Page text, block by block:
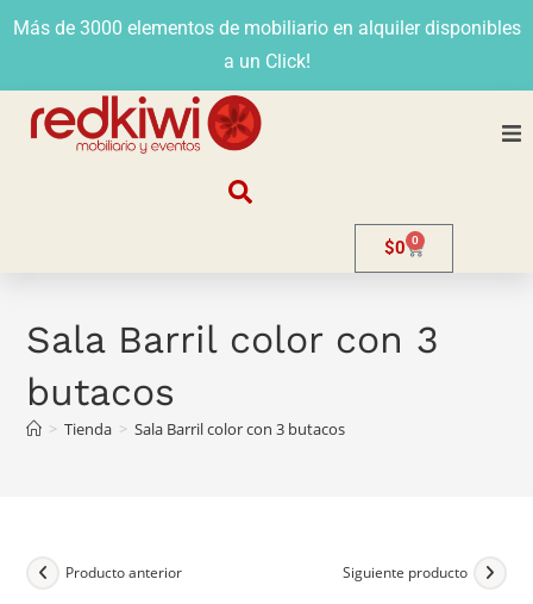
Más de 3000 elementos de mobiliario en alquiler disponibles
a un Click!
$0 0
Sala Barril color con 3
butacos
> Tienda > Sala Barril color con 3 butacos
Producto anterior Siguiente producto